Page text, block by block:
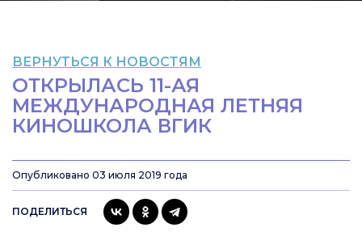
ВЕРНУТЬСЯ К НОВОСТЯМ
ОТКРЫЛАСЬ 11-АЯ
МЕЖДУНАРОДНАЯ ЛЕТНЯЯ
КИНОШКОЛА ВГИК
Опубликовано 03 июля 2019 года
ПОДЕЛИТЬСЯ